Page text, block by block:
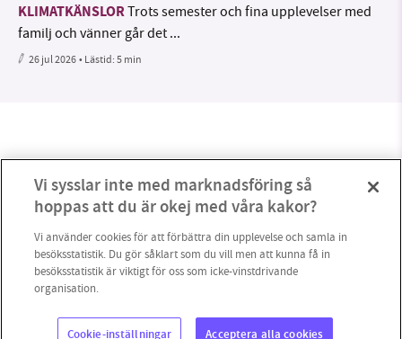
KLIMATKÄNSLORTrots semester och fina upplevelser med
familj och vänner går det ...
26 jul 2026• Lästid:5 min
Vi sysslar inte med marknadsföring så
hoppas att du är okej med våra kakor?
Vi använder cookies för att förbättra din upplevelse och samla in
besöksstatistik. Du gör såklart som du vill men att kunna få in
besöksstatistik är viktigt för oss som icke-vinstdrivande
organisation.
Cookie-inställningar Acceptera alla cookies